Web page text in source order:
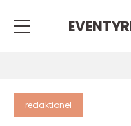
redaktionel